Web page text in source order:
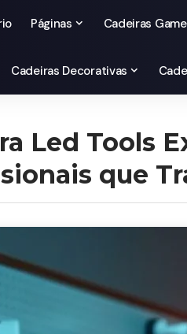
Páginas Cadeiras
Cadeiras Decorativas
Led Tools
que